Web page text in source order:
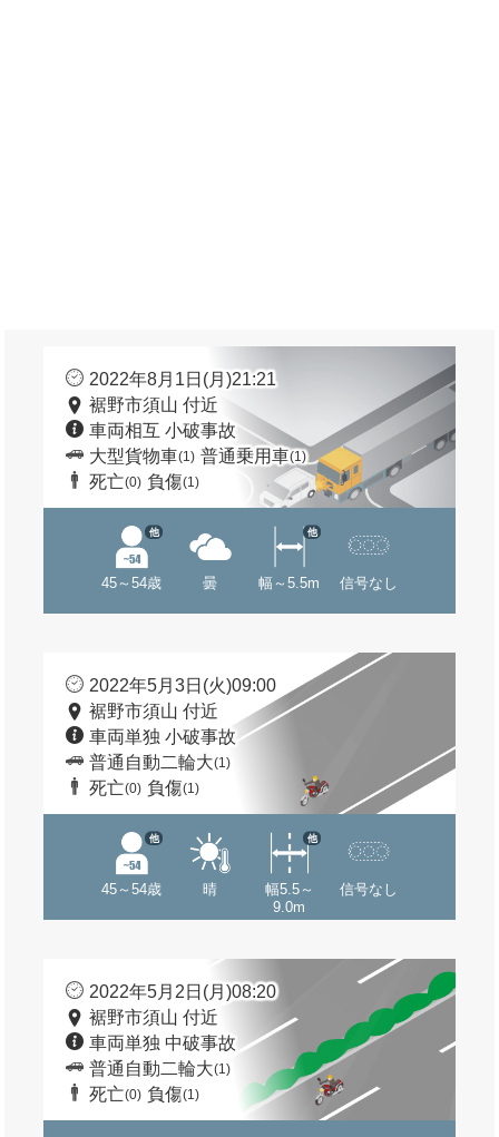
2022年8月1日(月)21:21
裾野市須山 付近
車両相互 小破事故
大型貨物車(1) 普通乗用車(1)
死亡(0) 負傷(1)
45～54歳
他
曇 幅～5.5m
他
信号なし
2022年5月3日(火)09:00
裾野市須山 付近
車両単独 小破事故
普通自動二輪大(1)
死亡(0) 負傷(1)
45～54歳
他
晴
幅5.5～
9.0m
他
信号なし
2022年5月2日(月)08:20
裾野市須山 付近
車両単独 中破事故
普通自動二輪大(1)
死亡(0) 負傷(1)